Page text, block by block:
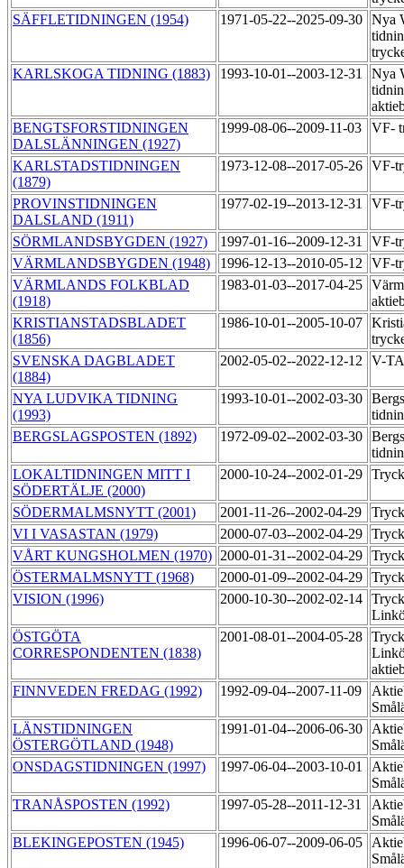
SÄFFLETIDNINGEN (1954)
1971-05-22--2025-09-30 Nya
KARLSKOGA TIDNING (1883)
1993-10-01--2003-12-31
Nya
BENGTSFORSTIDNINGEN
DALSLÄNNINGEN (1927)
1999-08-06--2009-11-03 VF-
KARLSTADSTIDNINGEN
(1879)
1973-12-08--2017-05-26 VF-
PROVINSTIDNINGEN
DALSLAND (1911)
1977-02-19--2013-12-31 VF-
SÖRMLANDSBYGDEN (1927) 1997-01-16--2009-12-31
VF-
VÄRMLANDSBYGDEN (1948)
1996-12-13--2010-05-12
VF-
VÄRMLANDS FOLKBLAD
(1918)
1983-01-03--2017-04-25
KRISTIANSTADSBLADET
(1856)
1986-10-01--2005-10-07
SVENSKA DAGBLADET
(1884)
2002-05-02--2022-12-12 V-
NYA LUDVIKA TIDNING
(1993)
1993-10-01--2002-03-30
BERGSLAGSPOSTEN (1892)
1972-09-02--2002-03-30
LOKALTIDNINGEN MITT I
SÖDERTÄLJE (2000)
2000-10-24--2002-01-29
SÖDERMALMSNYTT (2001) 2001-11-26--2002-04-29
VI I VASASTAN (1979)
2000-07-03--2002-04-29
VÅRT KUNGSHOLMEN (1970) 2000-01-31--2002-04-29
ÖSTERMALMSNYTT (1968)
2000-01-09--2002-04-29
VISION (1996)
2000-10-30--2002-02-14
ÖSTGÖTA
CORRESPONDENTEN (1838)
2001-08-01--2004-05-28
FINNVEDEN FREDAG (1992)
1992-09-04--2007-11-09
LÄNSTIDNINGEN
ÖSTERGÖTLAND (1948)
1991-01-04--2006-06-30
ONSDAGSTIDNINGEN (1997)
1997-06-04--2003-10-01
TRANÅSPOSTEN (1992)
1997-05-28--2011-12-31
BLEKINGEPOSTEN (1945)
1996-06-07--2009-06-05